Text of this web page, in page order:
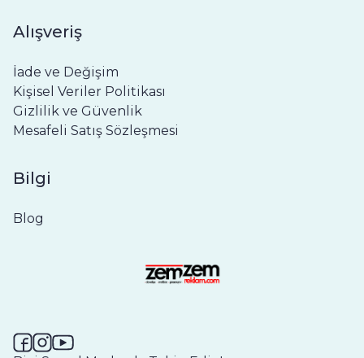
Alışveriş
İade ve Değişim
Kişisel Veriler Politikası
Gizlilik ve Güvenlik
Mesafeli Satış Sözleşmesi
Bilgi
Blog